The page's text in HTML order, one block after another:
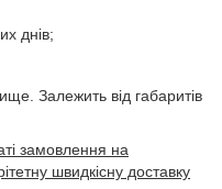
днів;
Залежить від габаритів
замовлення на
швидкісну доставку